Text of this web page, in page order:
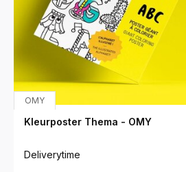
OMY
Kleurposter Thema - OMY
Deliverytime